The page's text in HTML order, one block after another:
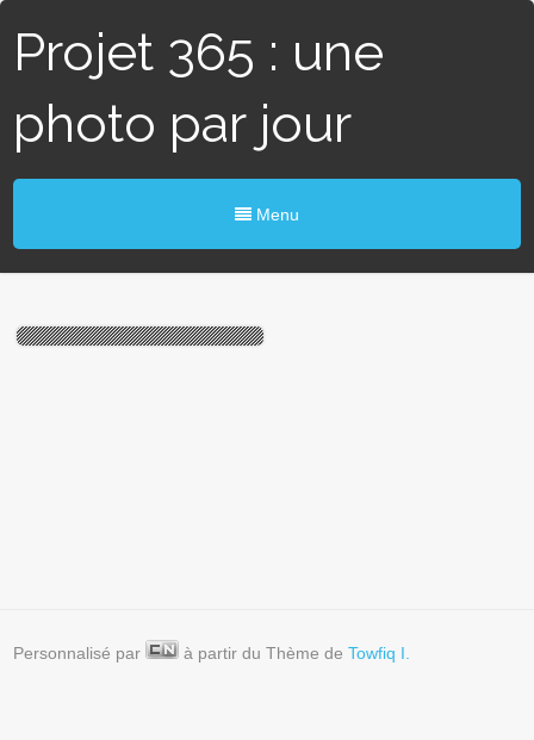
Projet 365 : une
photo par jour
Menu
Personnalisé par à partir du Thème deTowfiq I.